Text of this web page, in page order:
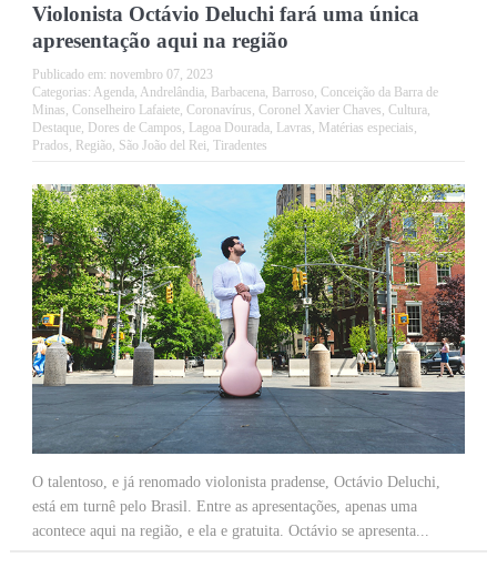
Violonista Octávio Deluchi fará uma única
apresentação aqui na região
Publicado em: novembro 07, 2023
Categorias: Agenda, Andrelândia, Barbacena, Barroso, Conceição da Barra de
Minas, Conselheiro Lafaiete, Coronavírus, Coronel Xavier Chaves, Cultura,
Destaque, Dores de Campos, Lagoa Dourada, Lavras, Matérias especiais,
Prados, Região, São João del Rei, Tiradentes
O talentoso, e já renomado violonista pradense, Octávio Deluchi,
está em turnê pelo Brasil. Entre as apresentações, apenas uma
acontece aqui na região, e ela e gratuita. Octávio se apresenta...